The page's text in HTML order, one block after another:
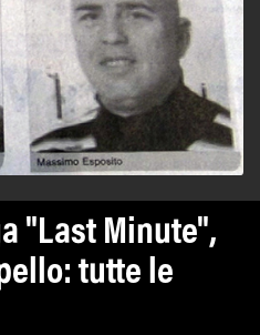
"Last Minute",
tutte le